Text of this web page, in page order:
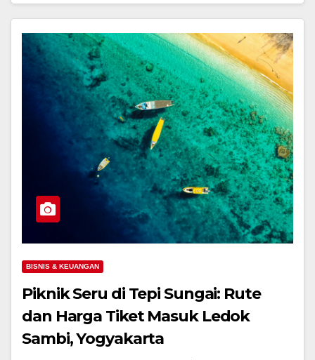
BISNIS & KEUANGAN
Piknik Seru di Tepi Sungai: Rute
dan Harga Tiket Masuk Ledok
Sambi, Yogyakarta